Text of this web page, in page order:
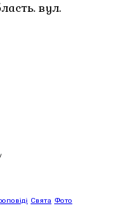
вул.
Свята Фото